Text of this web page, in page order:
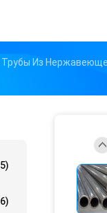
Трубы Из